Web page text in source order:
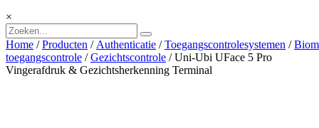
×
Home /Producten /Authenticatie /Toegangscontrolesystemen /
toegangscontrole /Gezichtscontrole / Uni-Ubi UFace 5 Pro
Vingerafdruk & Gezichtsherkenning Terminal